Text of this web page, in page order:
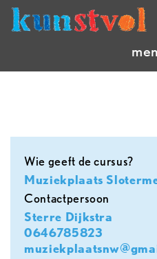
Wie geeft de cursus?
Muziekplaats
contactpersoon
Sterre Dijkstra
0646785823